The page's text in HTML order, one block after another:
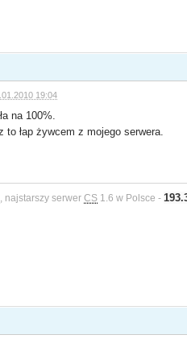
19:04
na 100%.
to łap żywcem z mojego serwera.
, najstarszy serwerCS 1.6 w Polsce -